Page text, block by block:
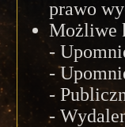
prawo
Możliwe
-
-
-
-